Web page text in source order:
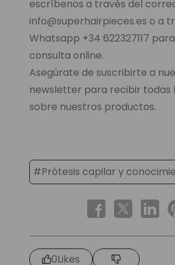
escríbenos a través del
info@superhairpieces.es o a
Whatsapp +34 622327117
consulta online.
Asegúrate de suscribirte a
newsletter para recibir todas
sobre nuestros productos.
#Prótesis capilar y
0Likes